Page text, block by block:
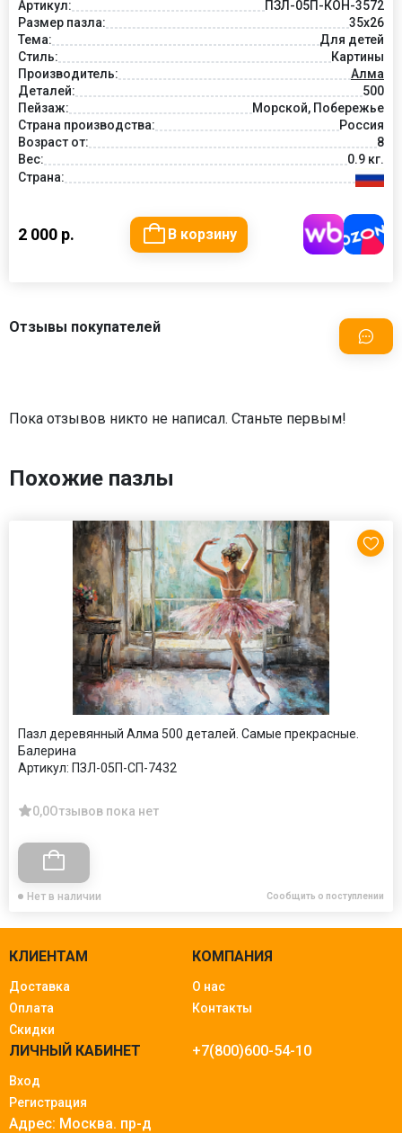
Артикул:
ПЗЛ-05П-КОН-3572
Размер пазла:
35х26
Тема:
Для детей
Стиль:
Картины
Производитель:
Алма
Деталей:
500
Пейзаж:
Морской, Побережье
Страна производства:
Россия
Возраст от:
8
Вес:
0.9 кг.
Страна:
2 000 р. В корзину
Отзывы покупателей
Пока отзывов никто не написал. Станьте первым!
Похожие пазлы
Пазл деревянный Алма 500 деталей. Самые прекрасные.
Балерина
Артикул: ПЗЛ-05П-СП-7432
0,0Отзывов пока нет
Нет в наличии Сообщить о поступлении
КЛИЕНТАМ
Доставка
Оплата
Скидки
КОМПАНИЯ
О нас
Контакты
ЛИЧНЫЙ КАБИНЕТ
Вход
Регистрация
+7(800)600-54-10
Адрес: Москва. пр-д